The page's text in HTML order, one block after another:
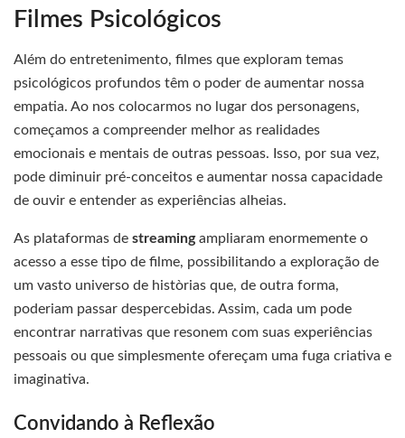
Filmes Psicológicos
Além do entretenimento, filmes que exploram temas
psicológicos profundos têm o poder de aumentar nossa
empatia. Ao nos colocarmos no lugar dos personagens,
começamos a compreender melhor as realidades
emocionais e mentais de outras pessoas. Isso, por sua vez,
pode diminuir pré-conceitos e aumentar nossa capacidade
de ouvir e entender as experiências alheias.
As plataformas de streamingampliaram enormemente o
acesso a esse tipo de filme, possibilitando a exploração de
um vasto universo de històrias que, de outra forma,
poderiam passar despercebidas. Assim, cada um pode
encontrar narrativas que resonem com suas experiências
pessoais ou que simplesmente ofereçam uma fuga criativa e
imaginativa.
Convidando à Reflexão